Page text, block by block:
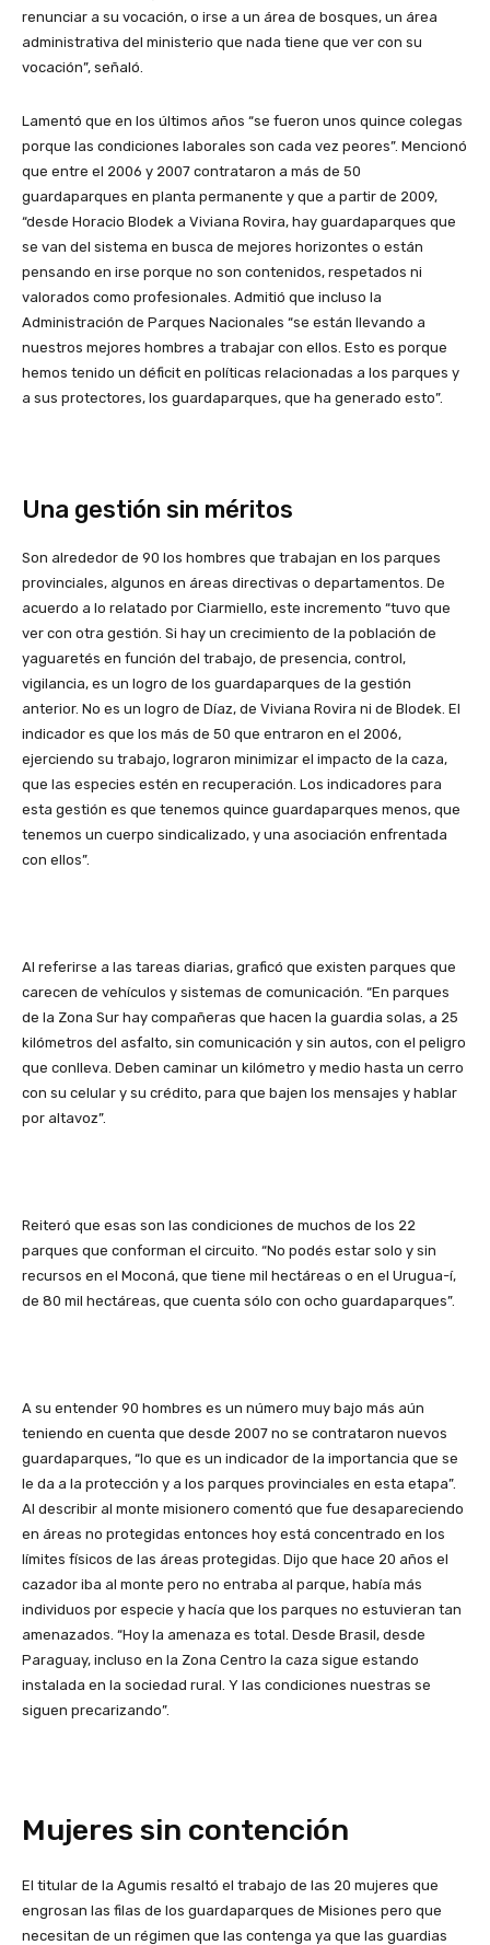
renunciar a su vocación, o irse a un área de bosques, un área
administrativa del ministerio que nada tiene que ver con su
vocación”, señaló.
Lamentó que en los últimos años “se fueron unos quince colegas
porque las condiciones laborales son cada vez peores”. Mencionó
que entre el 2006 y 2007 contrataron a más de 50
guardaparques en planta permanente y que a partir de 2009,
“desde Horacio Blodek a Viviana Rovira, hay guardaparques que
se van del sistema en busca de mejores horizontes o están
pensando en irse porque no son contenidos, respetados ni
valorados como profesionales. Admitió que incluso la
Administración de Parques Nacionales “se están llevando a
nuestros mejores hombres a trabajar con ellos. Esto es porque
hemos tenido un déficit en políticas relacionadas a los parques y
a sus protectores, los guardaparques, que ha generado esto”.
Una gestión sin méritos
Son alrededor de 90 los hombres que trabajan en los parques
provinciales, algunos en áreas directivas o departamentos. De
acuerdo a lo relatado por Ciarmiello, este incremento “tuvo que
ver con otra gestión. Si hay un crecimiento de la población de
yaguaretés en función del trabajo, de presencia, control,
vigilancia, es un logro de los guardaparques de la gestión
anterior. No es un logro de Díaz, de Viviana Rovira ni de Blodek. El
indicador es que los más de 50 que entraron en el 2006,
ejerciendo su trabajo, lograron minimizar el impacto de la caza,
que las especies estén en recuperación. Los indicadores para
esta gestión es que tenemos quince guardaparques menos, que
tenemos un cuerpo sindicalizado, y una asociación enfrentada
con ellos”.
Al referirse a las tareas diarias, graficó que existen parques que
carecen de vehículos y sistemas de comunicación. “En parques
de la Zona Sur hay compañeras que hacen la guardia solas, a 25
kilómetros del asfalto, sin comunicación y sin autos, con el peligro
que conlleva. Deben caminar un kilómetro y medio hasta un cerro
con su celular y su crédito, para que bajen los mensajes y hablar
por altavoz”.
Reiteró que esas son las condiciones de muchos de los 22
parques que conforman el circuito. “No podés estar solo y sin
recursos en el Moconá, que tiene mil hectáreas o en el Urugua-í,
de 80 mil hectáreas, que cuenta sólo con ocho guardaparques”.
A su entender 90 hombres es un número muy bajo más aún
teniendo en cuenta que desde 2007 no se contrataron nuevos
guardaparques, “lo que es un indicador de la importancia que se
le da a la protección y a los parques provinciales en esta etapa”.
Al describir al monte misionero comentó que fue desapareciendo
en áreas no protegidas entonces hoy está concentrado en los
límites físicos de las áreas protegidas. Dijo que hace 20 años el
cazador iba al monte pero no entraba al parque, había más
individuos por especie y hacía que los parques no estuvieran tan
amenazados. “Hoy la amenaza es total. Desde Brasil, desde
Paraguay, incluso en la Zona Centro la caza sigue estando
instalada en la sociedad rural. Y las condiciones nuestras se
siguen precarizando”.
Mujeres sin contención
El titular de la Agumis resaltó el trabajo de las 20 mujeres que
engrosan las filas de los guardaparques de Misiones pero que
necesitan de un régimen que las contenga ya que las guardias